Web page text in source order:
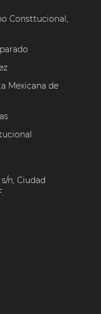
Consttucional,
Mexicana de
n, Ciudad